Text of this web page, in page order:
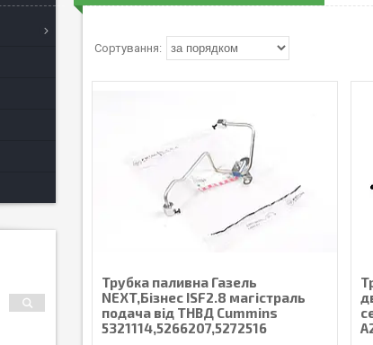
Трубка паливна Газель
NEXT,Бiзнес ISF2.8 магiстраль
подача від ТНВД Cummins
5321114,5266207,5272516